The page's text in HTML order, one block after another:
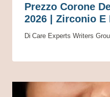
Prezzo Corone
2026 | Zirconio E
Di Care Experts Writers